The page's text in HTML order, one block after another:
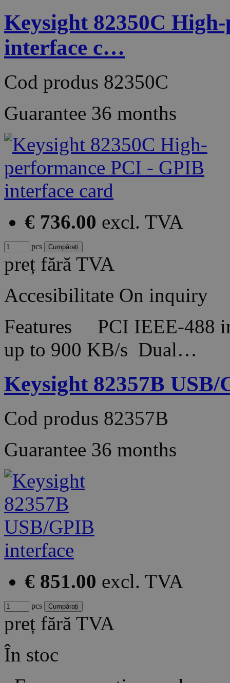
Keysight 82350C
interface c…
Cod produs 82350C
Guarantee 36 months
€ 736.00 excl. TVA
pcs
preț fără TVA
Accesibilitate On inquiry
Features PCI IEEE-488
up to 900 KB/s Dual…
Keysight 82357B
Cod produs 82357B
Guarantee 36 months
€ 851.00 excl. TVA
pcs
preț fără TVA
În stoc